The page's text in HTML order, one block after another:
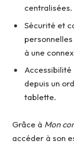
centralisées.
Sécurité et
à une
depuis un
tablette.
Grâce à Mon
accéder à son